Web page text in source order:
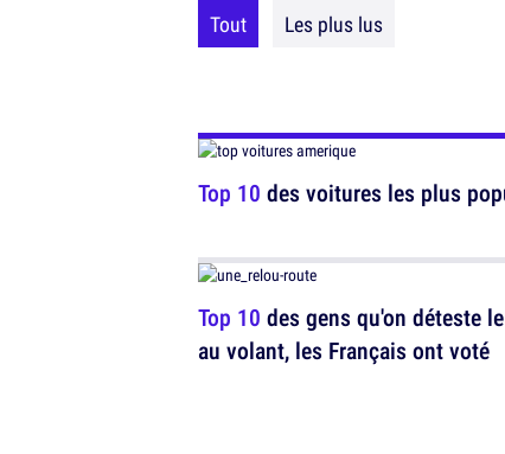
Tout Les plus lus
Top 10 des voitures les plus
Top 10 des gens qu'on déteste
au volant, les Français ont voté